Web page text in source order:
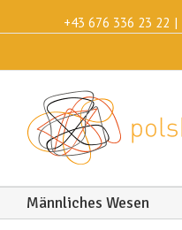
+43 676 336 23 22 |
Männliches Wesen